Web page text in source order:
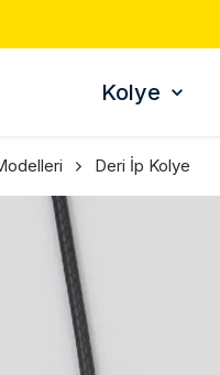
Kolye
Deri İp Kolye